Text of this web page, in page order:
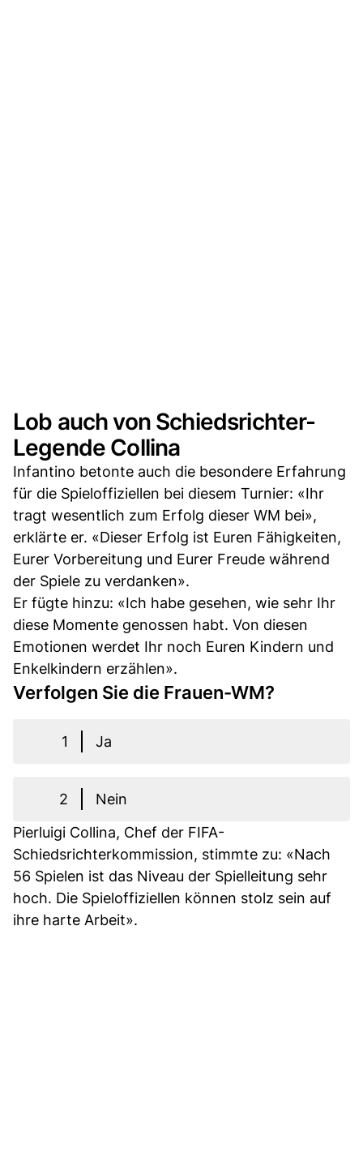
Lob auch von Schiedsrichter-
Legende Collina
Infantino betonte auch die besondere Erfahrung
für die Spieloffiziellen bei diesem Turnier: «Ihr
tragt wesentlich zum Erfolg dieser WM bei»,
erklärte er. «Dieser Erfolg ist Euren Fähigkeiten,
Eurer Vorbereitung und Eurer Freude während
der Spiele zu verdanken».
Er fügte hinzu: «Ich habe gesehen, wie sehr Ihr
diese Momente genossen habt. Von diesen
Emotionen werdet Ihr noch Euren Kindern und
Enkelkindern erzählen».
Verfolgen Sie die Frauen-WM?
1 Ja
2
Nein
Pierluigi Collina, Chef der FIFA-
Schiedsrichterkommission, stimmte zu: «Nach
56 Spielen ist das Niveau der Spielleitung sehr
hoch. Die Spieloffiziellen können stolz sein auf
ihre harte Arbeit».